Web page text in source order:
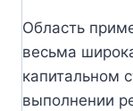
Область
весьма
капитальном
выполнении